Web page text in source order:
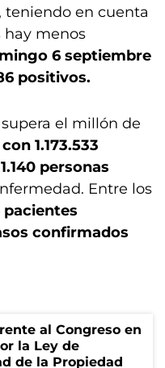
teniendo en cuenta
hay menos
6 septiembre
positivos.
el millón de
con 1.173.533
personas
Entre los
pacientes
confirmados
al Congreso en
la Ley de
de la Propiedad